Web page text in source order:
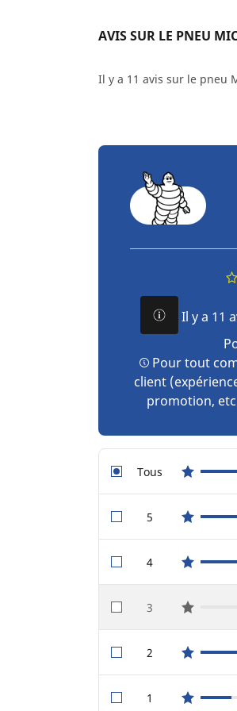
AVIS SUR LE PNEU
Il y a 11 avis sur le pneu
Il y a 11
Pour tout
client
promotion,
Tousstar reviews
5star reviews
4star reviews
3star reviews
2star reviews
1star reviews